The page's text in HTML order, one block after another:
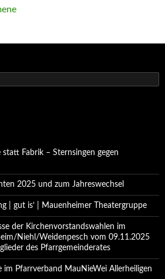
Fabrik – Sternsingen gegen
2025 und zum Jahreswechsel
| gut is‘ | Mauenheimer Theatergruppe
der Kirchenvorstandswahlen im
Niehl/Weidenpesch vom 09.11.2025
des Pfarrgemeinderates
im Pfarrverband MauNieWei Allerheiligen